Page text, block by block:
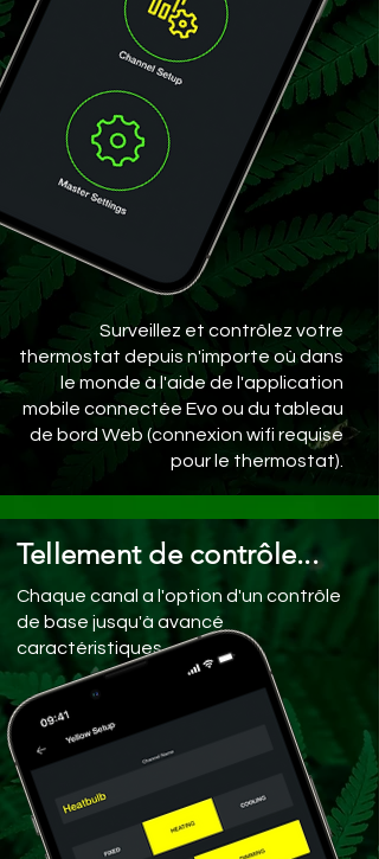
Surveillez et contrôlez votre
thermostat depuis n'importe où dans
le monde à l'aide de l'application
mobile connectée Evo ou du tableau
de bord Web (connexion wifi requise
pour le thermostat).
Tellement de contrôle...
Chaque canal a l'option d'un contrôle
de base jusqu'à avancé
caractéristiques.